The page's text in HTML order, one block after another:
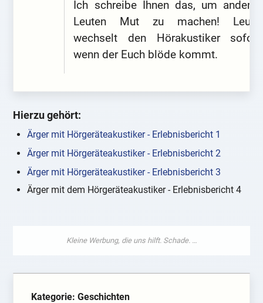
Ich schreibe Ihnen das, um anderen
Leuten Mut zu machen! Leute,
wechselt den Hörakustiker sofort,
wenn der Euch blöde kommt.
Hierzu gehört:
Ärger mit Hörgeräteakustiker - Erlebnisbericht 1
Ärger mit Hörgeräteakustiker - Erlebnisbericht 2
Ärger mit Hörgeräteakustiker - Erlebnisbericht 3
Ärger mit dem Hörgeräteakustiker - Erlebnisbericht 4
Kategorie: Geschichten